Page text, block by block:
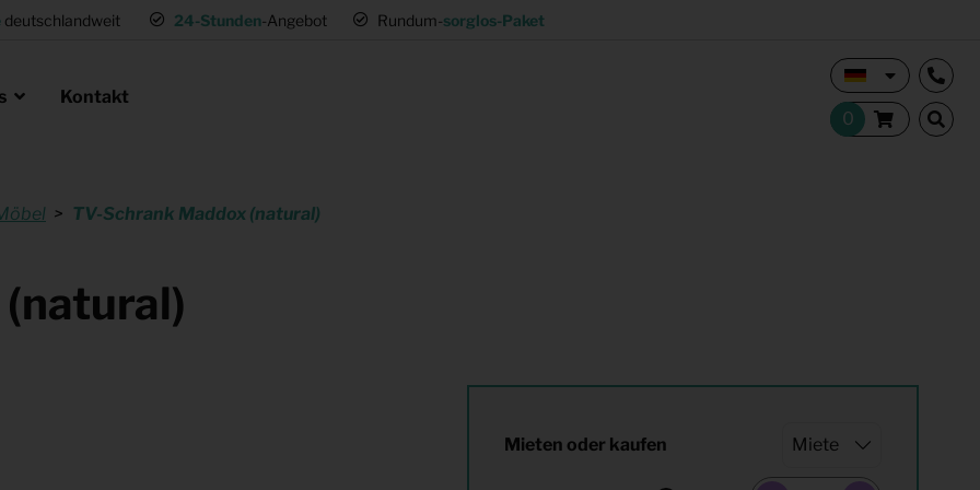
deutschlandweit 24-Stunden-Angebot Rundum-sorglos-Paket
Kontakt
als Profi
Einrichtung für (Fernseh) Produktion Shop
TV-Schrank Maddox (natural)
Mieten oder kaufen